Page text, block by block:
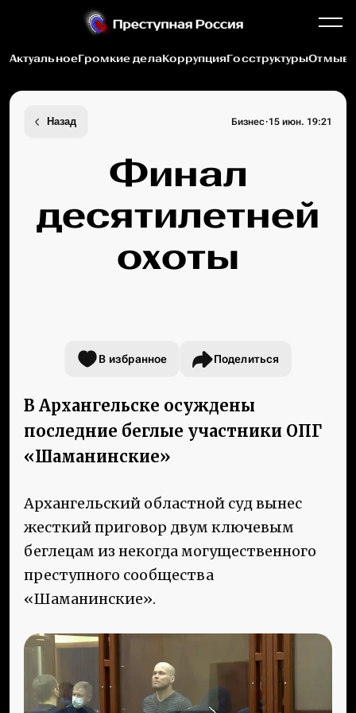
АктуальноеГромкие делаКоррупцияГосструктуры
Назад Бизнес·15 июн. 19:21
Финал
десятилетней
охоты
В избранное Поделиться
В Архангельске осуждены
последние беглые участники ОПГ
«Шаманинские»
Архангельский областной суд вынес
жесткий приговор двум ключевым
беглецам из некогда могущественного
преступного сообщества
«Шаманинские».